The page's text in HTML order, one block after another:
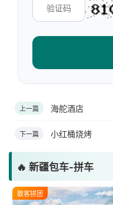
上一篇 海舵酒店
下一篇 小红桶烧烤
🔥 新疆包车-拼车
散客拼团